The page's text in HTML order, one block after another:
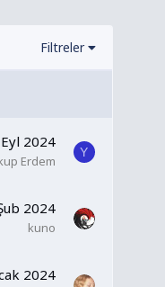
Filtreler
2024
Erdem
Y
2024
kuno
2024